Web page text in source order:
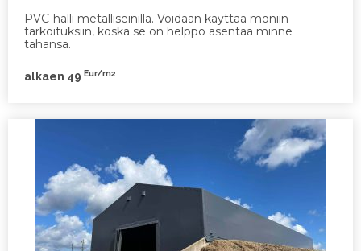
PVC-halli metalliseinillä. Voidaan käyttää moniin
tarkoituksiin, koska se on helppo asentaa minne
tahansa.
alkaen 49 Eur/m2